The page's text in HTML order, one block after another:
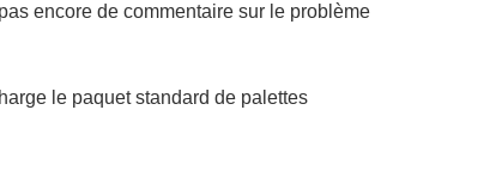
encore de commentaire sur le problème
le paquet standard de palettes